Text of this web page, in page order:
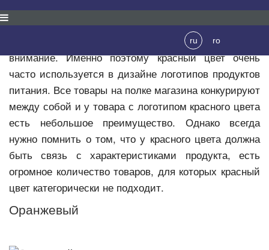
ru ro
агрессией, властью это очень смелый и в то же
время дружелюбный цвет. Он имеет сильную
эмоциональную окраску и хорошо привлекает
внимание. Именно поэтому красный цвет очень
часто используется в дизайне логотипов продуктов
питания. Все товары на полке магазина конкурируют
между собой и у товара с логотипом красного цвета
есть небольшое преимущество. Однако всегда
нужно помнить о том, что у красного цвета должна
быть связь с характеристиками продукта, есть
огромное количество товаров, для которых красный
цвет категорически не подходит.
Оранжевый